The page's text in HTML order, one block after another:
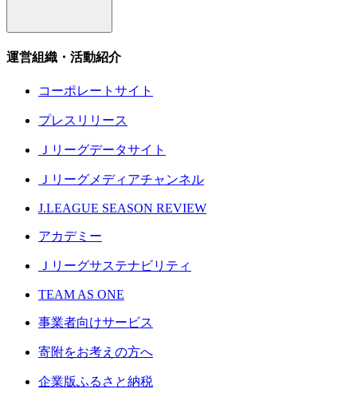
運営組織・活動紹介
コーポレートサイト
プレスリリース
Ｊリーグデータサイト
Ｊリーグメディアチャンネル
J.LEAGUE SEASON REVIEW
アカデミー
Ｊリーグサステナビリティ
TEAM AS ONE
事業者向けサービス
寄附をお考えの方へ
企業版ふるさと納税